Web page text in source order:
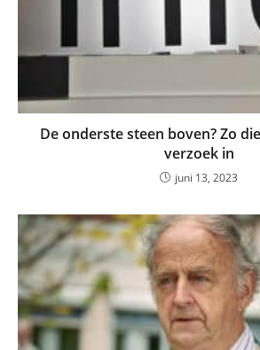
De onderste steen boven? Zo
verzoek in
juni 13, 2023